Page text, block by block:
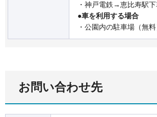
・神戸電鉄→恵比寿駅
●車を利用する場合
・公園内の駐車場（無
お問い合わせ先